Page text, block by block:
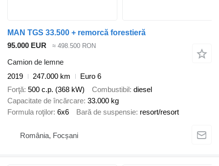
MAN TGS 33.500 + remorcă forestieră
95.000 EUR
≈ 498.500 RON
Camion de lemne
2019
247.000 km
Euro 6
Forţă 500 c.p. (368 kW) Combustibil diesel
Capacitate de încărcare 33.000 kg
Formula roţilor 6x6 Bară de suspensie resort/resort
România, Focșani